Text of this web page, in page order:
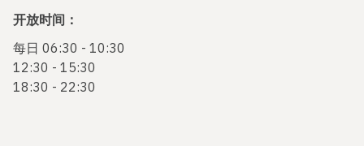
开放时间：
每日 06:30 - 10:30
12:30 - 15:30
18:30 - 22:30